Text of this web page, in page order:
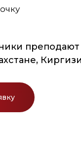
преподают